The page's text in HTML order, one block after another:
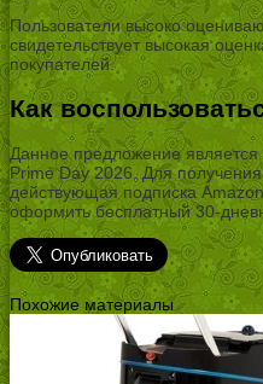
Пользователи высоко
свидетельствует высокая
покупателей.
Как
Данное предложение
Prime Day 2026. Для
действующая подписка
оформить бесплатный 30-
Похожие материалы